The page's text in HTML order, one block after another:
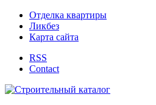
Отделка квартиры
Ликбез
Карта сайта
RSS
Contact